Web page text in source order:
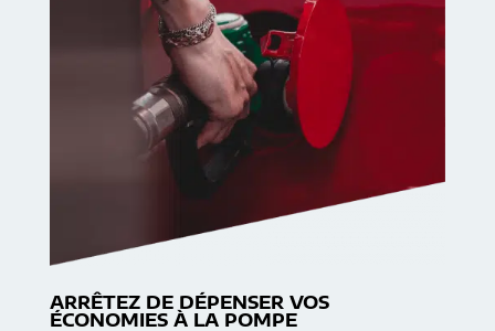
ARRÊTEZ DE DÉPENSER VOS
ÉCONOMIES À LA POMPE